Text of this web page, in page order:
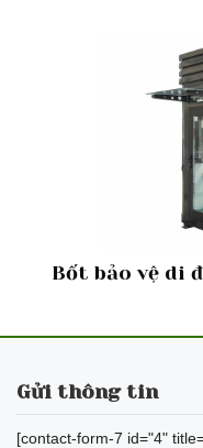
Bốt bảo vệ di
Gửi thông tin
[contact-form-7 id="4"